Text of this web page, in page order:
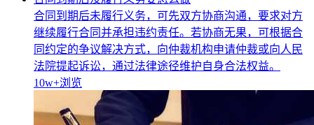
合同到期后未履行义务，可先双方协商沟通，要求对方
继续履行合同并承担违约责任。若协商无果，可根据合
同约定的争议解决方式，向仲裁机构申请仲裁或向人民
法院提起诉讼，通过法律途径维护自身合法权益。
10w+浏览